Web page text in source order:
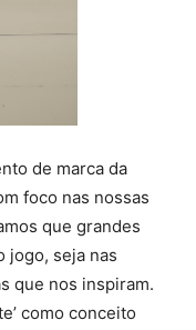
de marca da
foco nas nossas
que grandes
jogo, seja nas
que nos inspiram.
como conceito